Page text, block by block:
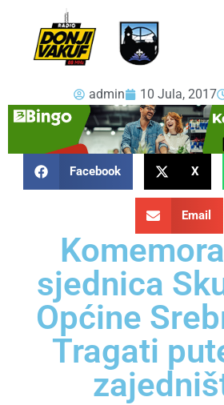
admin 10 Jula, 2017
Facebook X
Email
sjednica
Općine
Tragati